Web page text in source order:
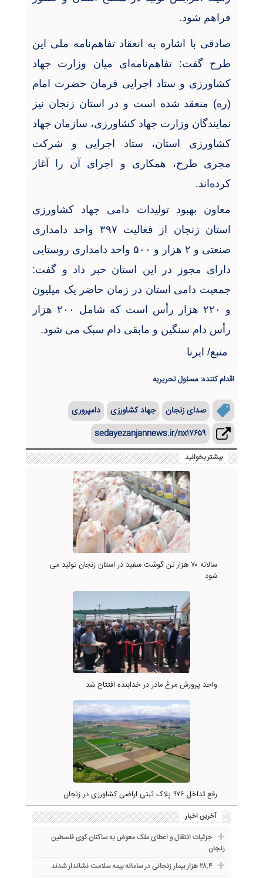
فراهم شود.
صادقی با اشاره به انعقاد تفاهم‌نامه ملی این
طرح گفت: تفاهم‌نامه‌ای میان وزارت جهاد
کشاورزی و ستاد اجرایی فرمان حضرت امام
(ره) منعقد شده است و در استان زنجان نیز
نمایندگان وزارت جهاد کشاورزی، سازمان جهاد
کشاورزی استان، ستاد اجرایی و شرکت
مجری طرح، همکاری و اجرای آن را آغاز
کرده‌اند.
معاون بهبود تولیدات دامی جهاد کشاورزی
استان زنجان از فعالیت ۳۹۷ واحد دامداری
صنعتی و ۲ هزار و ۵۰۰ واحد دامداری روستایی
دارای مجوز در این استان خبر داد و گفت:
جمعیت دامی استان در زمان حاضر یک میلیون
و
۲۲۰ هزار رأس است که شامل ۲۰۰ هزار
رأس دام سنگین و مابقی دام سبک می شود.
منبع/ ایرنا
اقدام کننده: مسئول تحریریه
صدای زنجان جهاد کشاورزی
دامپروری
sedayezanjannews.ir/nx۱۷۶۵۹
بیشتر بخوانید
سالانه ۷۰ هزار تن گوشت سفید در استان زنجان تولید می
شود
واحد پرورش مرغ مادر در خدابنده افتتاح شد
رفع تداخل ۹۷۶ پلاک ثبتی اراضی کشاورزی در زنجان
آخرین اخبار
جزئیات انتقال و اعطای ملک معوض به ساکنان کوی فلسطین
زنجان
۲۸.۴ هزار بیمار زنجانی در سامانه بیمه سلامت نشاندار شدند